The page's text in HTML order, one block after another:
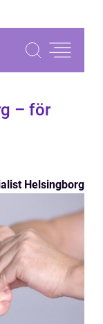
– för
Helsingborg